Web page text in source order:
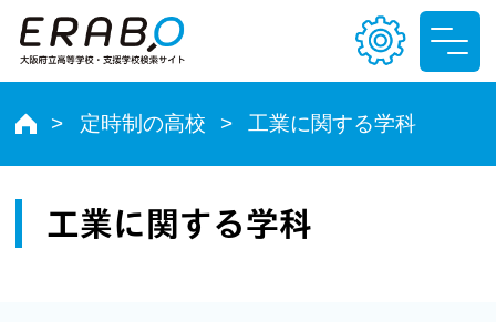
文字サイズ
小 中 大
定時制の高校 工業に関する学科
工業に関する学科